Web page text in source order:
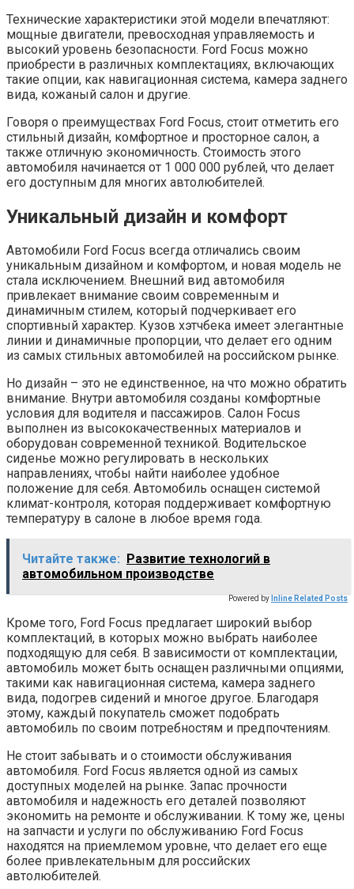
Технические характеристики этой модели впечатляют:
мощные двигатели, превосходная управляемость и
высокий уровень безопасности. Ford Focus можно
приобрести в различных комплектациях, включающих
такие опции, как навигационная система, камера заднего
вида, кожаный салон и другие.
Говоря о преимуществах Ford Focus, стоит отметить его
стильный дизайн, комфортное и просторное салон, а
также отличную экономичность. Стоимость этого
автомобиля начинается от 1 000 000 рублей, что делает
его доступным для многих автолюбителей.
Уникальный дизайн и комфорт
Автомобили Ford Focus всегда отличались своим
уникальным дизайном и комфортом, и новая модель не
стала исключением. Внешний вид автомобиля
привлекает внимание своим современным и
динамичным стилем, который подчеркивает его
спортивный характер. Кузов хэтчбека имеет элегантные
линии и динамичные пропорции, что делает его одним
из самых стильных автомобилей на российском рынке.
Но дизайн – это не единственное, на что можно обратить
внимание. Внутри автомобиля созданы комфортные
условия для водителя и пассажиров. Салон Focus
выполнен из высококачественных материалов и
оборудован современной техникой. Водительское
сиденье можно регулировать в нескольких
направлениях, чтобы найти наиболее удобное
положение для себя. Автомобиль оснащен системой
климат-контроля, которая поддерживает комфортную
температуру в салоне в любое время года.
Читайте также:
Развитие технологий в
автомобильном производстве
Powered by Inline Related Posts
Кроме того, Ford Focus предлагает широкий выбор
комплектаций, в которых можно выбрать наиболее
подходящую для себя. В зависимости от комплектации,
автомобиль может быть оснащен различными опциями,
такими как навигационная система, камера заднего
вида, подогрев сидений и многое другое. Благодаря
этому, каждый покупатель сможет подобрать
автомобиль по своим потребностям и предпочтениям.
Не стоит забывать и о стоимости обслуживания
автомобиля. Ford Focus является одной из самых
доступных моделей на рынке. Запас прочности
автомобиля и надежность его деталей позволяют
экономить на ремонте и обслуживании. К тому же, цены
на запчасти и услуги по обслуживанию Ford Focus
находятся на приемлемом уровне, что делает его еще
более привлекательным для российских
автолюбителей.